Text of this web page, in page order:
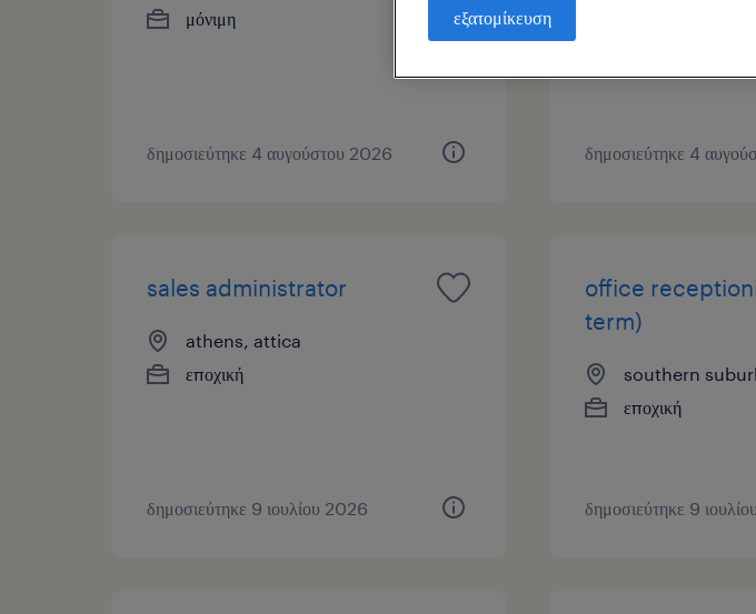
μόνιμη
δημοσιεύτηκε 4 αυγούστου 2026 δημοσιεύτηκε 4
sales administrator
athens, attica
εποχική
δημοσιεύτηκε 9 ιουλίου 2026
office
term)
southern
εποχική
δημοσιεύτηκε 9
εξατομίκευση